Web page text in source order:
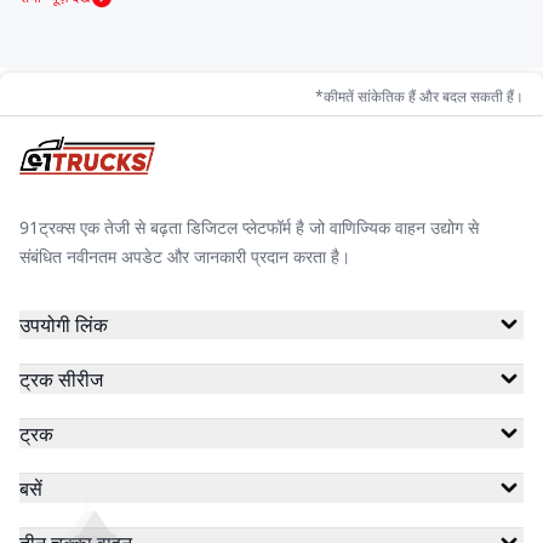
*कीमतें सांकेतिक हैं और बदल सकती हैं।
91ट्रक्स एक तेजी से बढ़ता डिजिटल प्लेटफॉर्म है जो वाणिज्यिक वाहन उद्योग से
संबंधित नवीनतम अपडेट और जानकारी प्रदान करता है।
उपयोगी लिंक
ट्रक सीरीज
ट्रक
बसें